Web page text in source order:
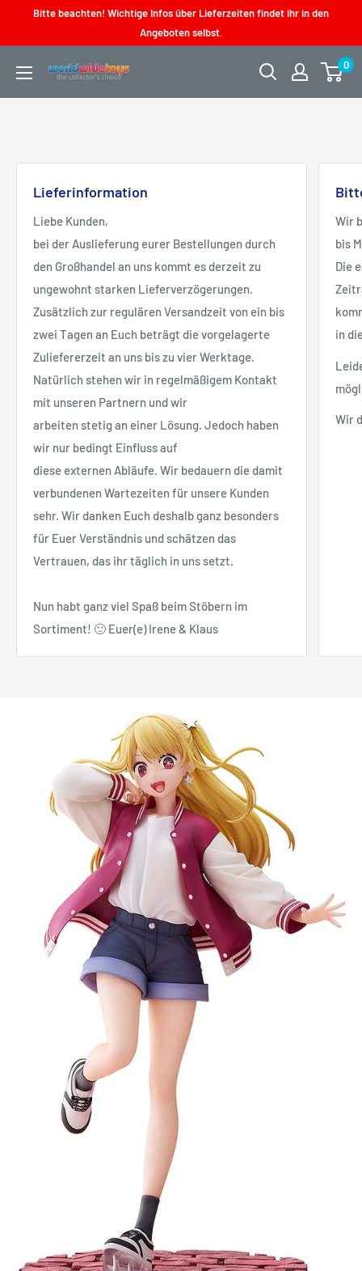
Bitte beachten! Wichtige Infos über Lieferzeiten findet ihr in den
Angeboten selbst.
worldwidetoys
0
Lieferinformation
Liebe Kunden,
bei der Auslieferung eurer Bestellungen durch
den Großhandel an uns kommt es derzeit zu
ungewohnt starken Lieferverzögerungen.
Zusätzlich zur regulären Versandzeit von ein bis
zwei Tagen an Euch beträgt die vorgelagerte
Zuliefererzeit an uns bis zu vier Werktage.
Natürlich stehen wir in regelmäßigem Kontakt
mit unseren Partnern und wir
arbeiten stetig an einer Lösung. Jedoch haben
wir nur bedingt Einfluss auf
diese externen Abläufe. Wir bedauern die damit
verbundenen Wartezeiten für unsere Kunden
sehr. Wir danken Euch deshalb ganz besonders
für Euer Verständnis und schätzen das
Vertrauen, das ihr täglich in uns setzt.
Nun habt ganz viel Spaß beim Stöbern im
Sortiment! 🙂 Euer(e) Irene & Klaus
Wir
bis
Die
in
Wir